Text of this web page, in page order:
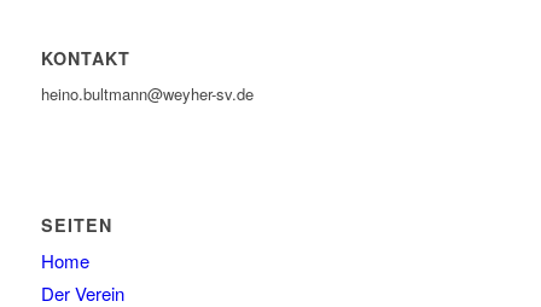
KONTAKT
heino.bultmann@weyher-sv.de
SEITEN
Home
Der Verein